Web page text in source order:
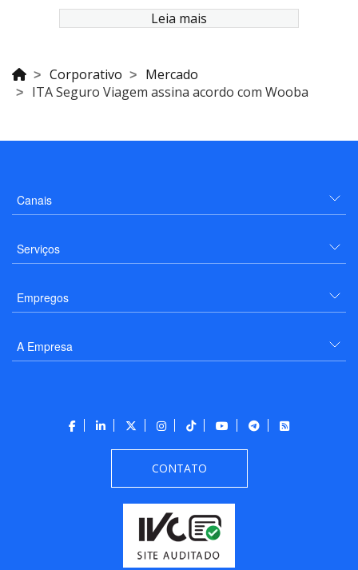
Leia mais
Corporativo
Mercado
ITA Seguro Viagem assina acordo com Wooba
Canais
Serviços
Empregos
A Empresa
CONTATO